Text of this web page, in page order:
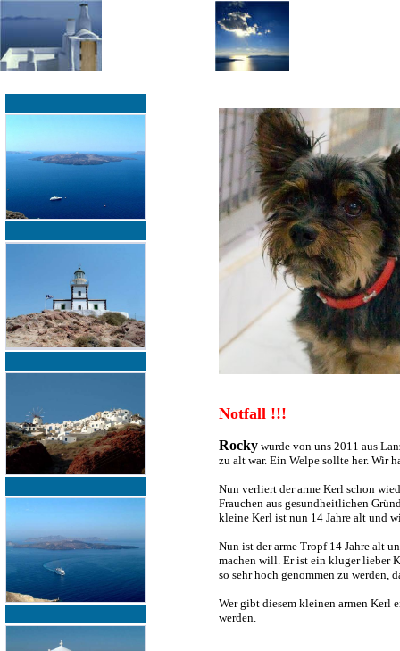
Notfall !!!
Rocky wurde von uns 2011 aus
zu alt war. Ein Welpe sollte her. Wir
Nun verliert der arme Kerl schon
Frauchen aus gesundheitlichen
kleine Kerl ist nun 14 Jahre alt und
Nun ist der arme Tropf 14 Jahre alt
machen will. Er ist ein kluger lieber
so sehr hoch genommen zu werden,
Wer gibt diesem kleinen armen Kerl
werden.